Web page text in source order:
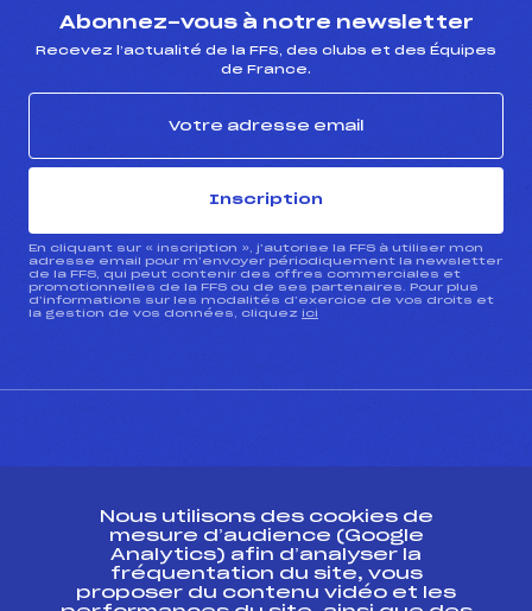
Abonnez-vous à notre newsletter
Recevez l’actualité de la FFS, des clubs et des Équipes
de France.
Inscription
En cliquant sur « inscription », j’autorise la FFS à utiliser mon
adresse email pour m’envoyer périodiquement la newsletter
de la FFS, qui peut contenir des offres commerciales et
promotionnelles de la FFS ou de ses partenaires. Pour plus
d’informations sur les modalités d’exercice de vos droits et
la gestion de vos données, cliquez ici
ESPACE PRESSE
Ressources
Nous utilisons des cookies de
mesure d’audience (Google
Analytics) afin d’analyser la
fréquentation du site, vous
proposer du contenu vidéo et les